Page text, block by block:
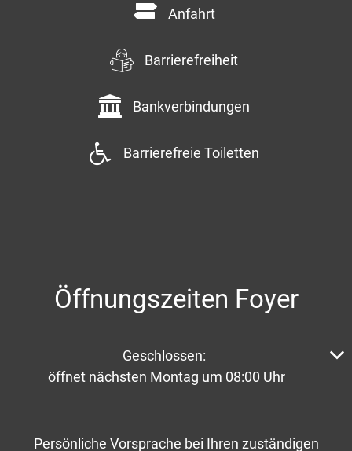
Anfahrt
Barrierefreiheit
Bankverbindungen
Barrierefreie Toiletten
Öffnungszeiten Foyer
Klicken, um weitere Öffnungs- oder Schließzeiten
Geschlossen:
öffnet nächsten Montag um 08:00 Uhr
Persönliche Vorsprache bei Ihren zuständigen